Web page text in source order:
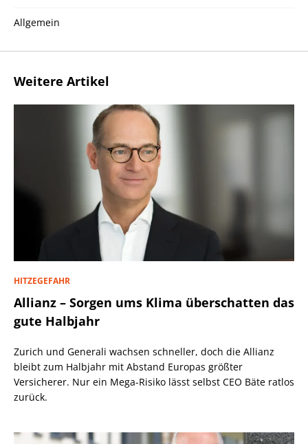
Allgemein
Weitere Artikel
HITZEGEFAHR
Allianz – Sorgen ums Klima überschatten das
gute Halbjahr
Zurich und Generali wachsen schneller, doch die Allianz
bleibt zum Halbjahr mit Abstand Europas größter
Versicherer. Nur ein Mega-Risiko lässt selbst CEO Bäte ratlos
zurück.